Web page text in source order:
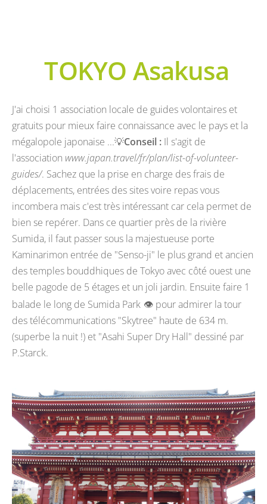
TOKYO Asakusa
J'ai choisi 1 association locale de guides volontaires et
gratuits pour mieux faire connaissance avec le pays et la
mégalopole japonaise ...💡Conseil : Il s'agit de
l'association www.japan.travel/fr/plan/list-of-volunteer-
guides/. Sachez que la prise en charge des frais de
déplacements, entrées des sites voire repas vous
incombera mais c'est très intéressant car cela permet de
bien se repérer. Dans ce quartier près de la rivière
Sumida, il faut passer sous la majestueuse porte
Kaminarimon entrée de "Senso-ji" le plus grand et ancien
des temples bouddhiques de Tokyo avec côté ouest une
belle pagode de 5 étages et un joli jardin. Ensuite faire 1
balade le long de Sumida Park 👁️ pour admirer la tour
des télécommunications "Skytree" haute de 634 m.
(superbe la nuit !) et "Asahi Super Dry Hall" dessiné par
P.Starck.